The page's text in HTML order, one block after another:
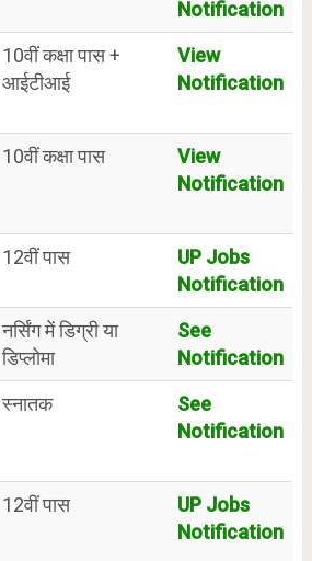
Notification
10वीं कक्षा पास +
आईटीआई
View
Notification
10वीं कक्षा पास
View
Notification
12वीं पास
UP Jobs
Notification
नर्सिंग में डिग्री या
डिप्लोमा
See
Notification
स्नातक
See
Notification
12वीं पास
UP Jobs
Notification